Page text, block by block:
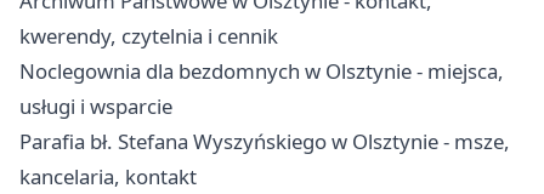
kwerendy, czytelnia i cennik
Noclegownia dla bezdomnych w Olsztynie - miejsca,
usługi i wsparcie
Parafia bł. Stefana Wyszyńskiego w Olsztynie - msze,
kancelaria, kontakt